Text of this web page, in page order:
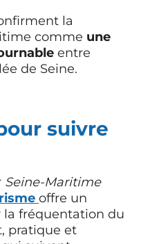
la
comme une
entre
de Seine.
suivre
Seine-Maritime
offre un
la fréquentation du
pratique et